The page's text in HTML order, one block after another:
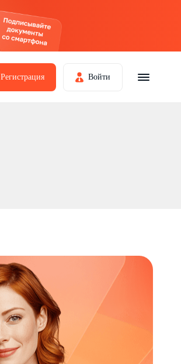
Регистрация Войти